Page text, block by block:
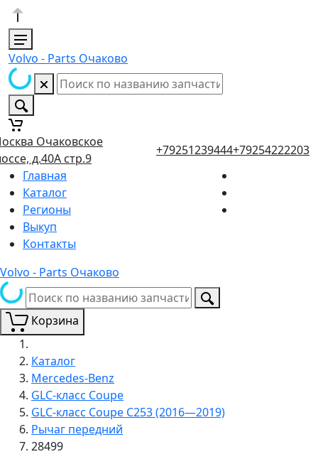
Volvo - Parts Очаково
Очаковское
д.40А стр.9
+79251239444+79254222203
Главная
Каталог
Регионы
Выкуп
Контакты
Volvo - Parts Очаково
Корзина
Каталог
Mercedes-Benz
GLC-класс Coupe
GLC-класс Coupe C253 (2016—2019)
Рычаг передний
28499